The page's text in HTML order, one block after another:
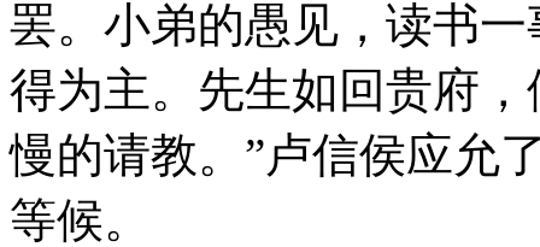
罢。小弟的愚见，读书
得为主。先生如回贵府
慢的请教。”卢信侯应允
等候。